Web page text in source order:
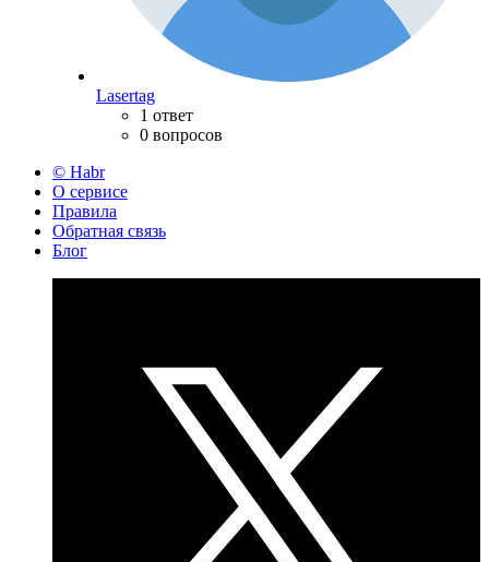
Lasertag
1 ответ
0 вопросов
© Habr
О сервисе
Правила
Обратная связь
Блог